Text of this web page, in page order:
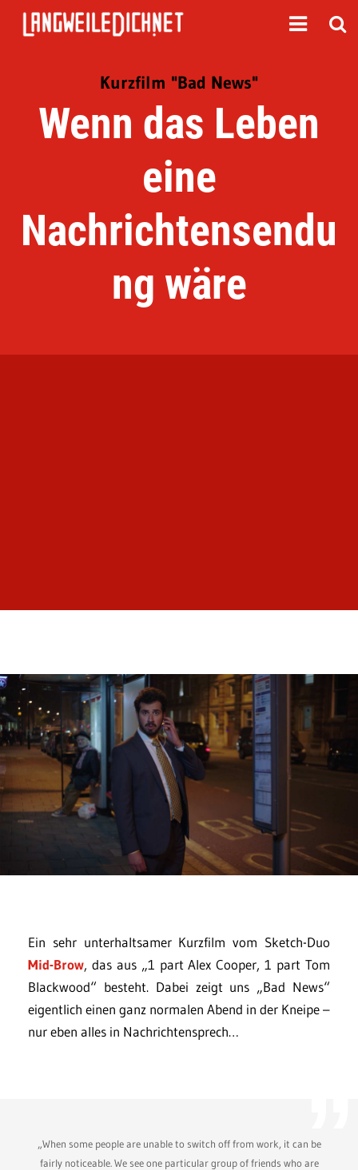
Kurzfilm "Bad News"
Wenn das Leben
eine
Nachrichtensendu
ng wäre
Ein sehr unterhaltsamer Kurzfilm vom Sketch-Duo
Mid-Brow, das aus „1 part Alex Cooper, 1 part Tom
Blackwood“ besteht. Dabei zeigt uns „Bad News“
eigentlich einen ganz normalen Abend in der Kneipe –
nur eben alles in Nachrichtensprech…
„When some people are unable to switch off from work, it can be
fairly noticeable. We see one particular group of friends who are